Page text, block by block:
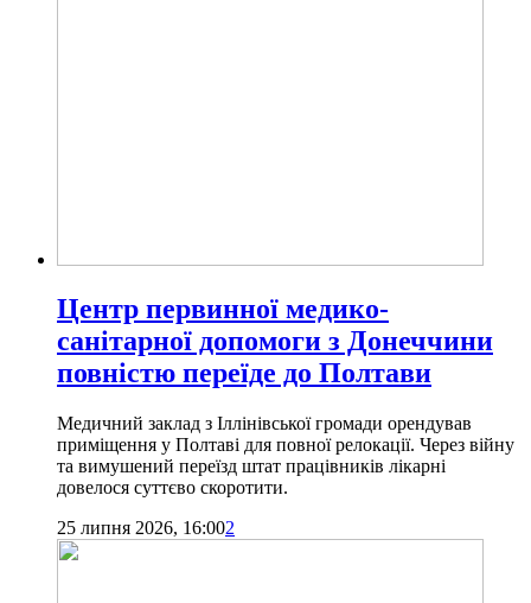
Центр первинної медико-
санітарної допомоги з Донеччини
повністю переїде до Полтави
Медичний заклад з Іллінівської громади орендував
приміщення у Полтаві для повної релокації. Через війну
та вимушений переїзд штат працівників лікарні
довелося суттєво скоротити.
25 липня 2026, 16:002